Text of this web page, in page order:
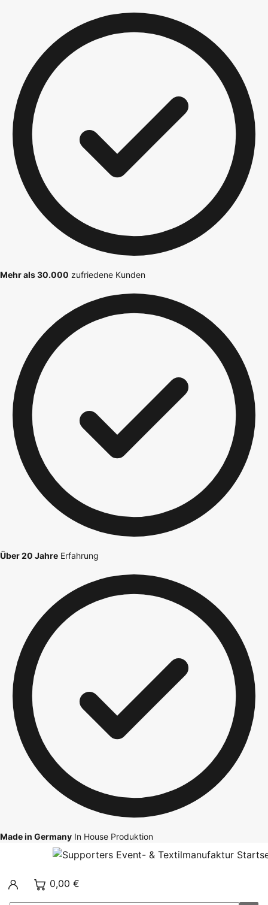
Mehr als 30.000 zufriedene Kunden
Über 20 Jahre Erfahrung
Made in Germany In House Produktion
0,00 €